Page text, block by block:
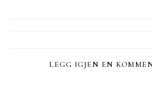
LEGG IGJEN EN